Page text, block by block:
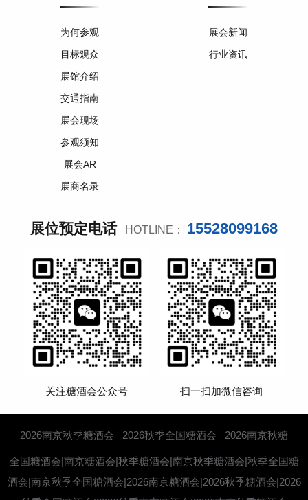
为何参观
目标观众
展馆介绍
交通指南
展会现场
参观须知
展会AR
展商名录
展会新闻
行业资讯
展位预定电话 HOTLINE： 15528099168
关注糖酒会公众号 扫一扫加微信咨询
2026南京秋季糖酒会 2026秋季全国糖酒会 2026南京秋糖
全国糖酒会|南京糖酒会|秋季糖酒会|南京秋季糖酒会|秋季全国糖
酒会|南京秋季全国糖酒会|2026南京糖酒会|2026秋季糖酒会|2026